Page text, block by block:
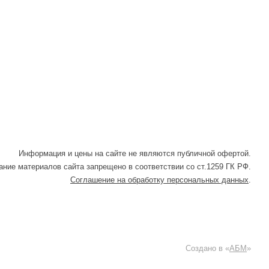
Информация и цены на сайте не являются публичной офертой.
материалов сайта запрещено в соответствии со ст.1259 ГК РФ.
Соглашение на обработку персональных данных.
Создано в «АБМ »